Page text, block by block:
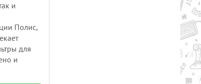
и
Полис,
для
и